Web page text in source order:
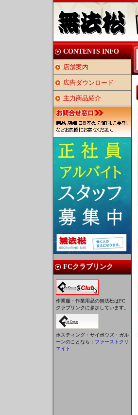
CONTENTS INFO
店舗案内
広告ダウンロード
主力商品紹介
FCクラブリンク
作業服・作業用品の無法松はFC
クラブリンクに参加しています。
ホスティング・サイボウズ・ガル
ーンのことなら： ファーストクリ
エイト